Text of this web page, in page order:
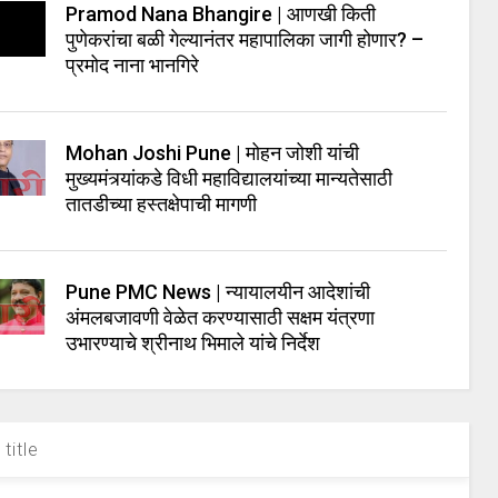
Pramod Nana Bhangire | आणखी किती
पुणेकरांचा बळी गेल्यानंतर महापालिका जागी होणार? –
प्रमोद नाना भानगिरे
Mohan Joshi Pune | मोहन जोशी यांची
मुख्यमंत्र्यांकडे विधी महाविद्यालयांच्या मान्यतेसाठी
तातडीच्या हस्तक्षेपाची मागणी
Pune PMC News | न्यायालयीन आदेशांची
अंमलबजावणी वेळेत करण्यासाठी सक्षम यंत्रणा
उभारण्याचे श्रीनाथ भिमाले यांचे निर्देश